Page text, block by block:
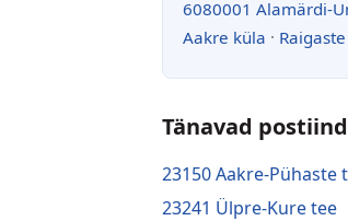
6080001 Alamärdi-
Aakre küla ·
Tänavad
23150 Aakre-Pühaste
23241 Ülpre-Kure tee